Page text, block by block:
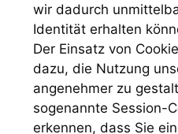
wir dadurch
Identität erhalten
Der Einsatz von
dazu, die Nutzung
angenehmer zu
sogenannte Session-
erkennen, dass Sie